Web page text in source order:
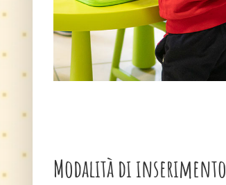
Modalità di inserimento